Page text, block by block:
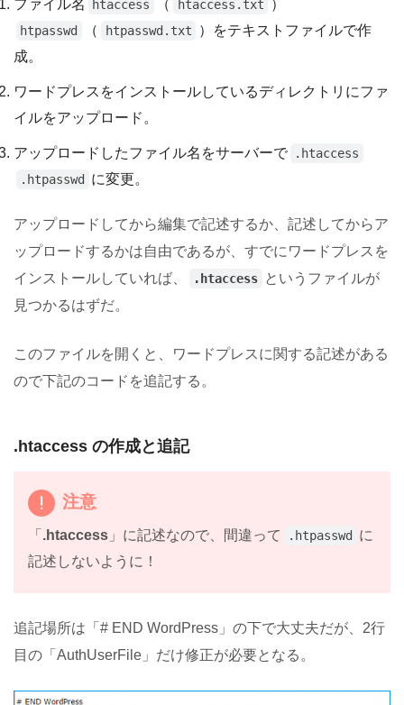
ファイル名 htaccess （ htaccess.txt ）
htpasswd （ htpasswd.txt
）をテキストファイルで作
成。
ワードプレスをインストールしているディレクトリにファ
イルをアップロード。
アップロードしたファイル名をサーバーで
.htaccess
.htpasswd
に変更。
アップロードしてから編集で記述するか、記述してからア
ップロードするかは自由であるが、すでにワードプレスを
インストールしていれば、
.htaccess というファイルが
見つかるはずだ。
このファイルを開くと、ワードプレスに関する記述がある
ので下記のコードを追記する。
.htaccess の作成と追記
注意
「 .htaccess 」に記述なので、間違って .htpasswd
に
記述しないように！
追記場所は「# END WordPress」の下で大丈夫だが、2行
目の「AuthUserFile」だけ修正が必要となる。